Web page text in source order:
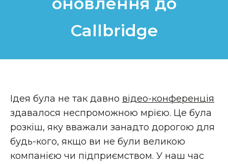
Callbridge
Ідея була не так давно відео-конференція
здавалося неспроможною мрією. Це була
розкіш, яку вважали занадто дорогою для
будь-кого, якщо ви не були великою
компанією чи підприємством. У наш час